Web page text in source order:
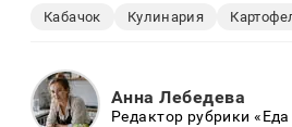
Кабачок Кулинария
Анна Лебедева
Редактор рубрики